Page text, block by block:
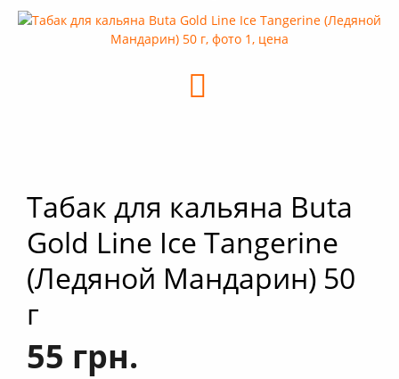
Кальяны
+
Табак для кальяна Buta
Gold Line Ice Tangerine
(Ледяной Мандарин) 50
г
55 грн.